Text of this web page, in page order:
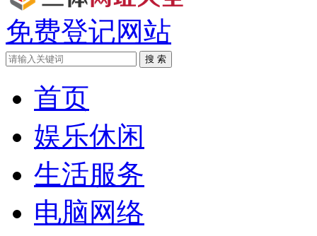
免费登记网站
搜 索
首页
娱乐休闲
生活服务
电脑网络